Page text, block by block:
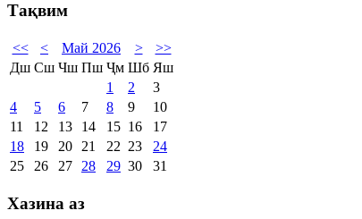
Тақвим
<< < Май 2026 >
>>
Дш Сш Чш Пш Ҷм Шб Яш
1
2
3
4
5 6 7 8 9
10
11
12 13 14 15 16
17
18
19 20 21 22 23
24
25
26 27 28 29 30 31
Хазина аз